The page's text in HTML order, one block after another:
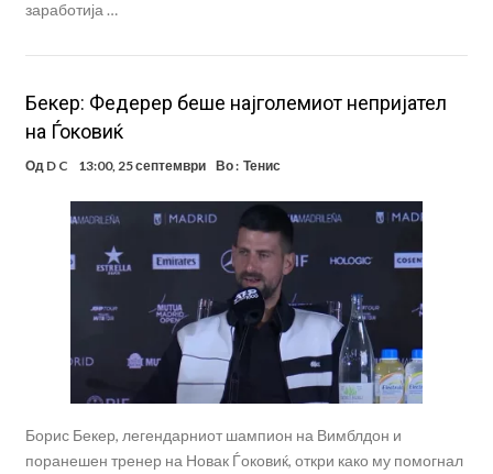
заработија …
Бекер: Федерер беше најголемиот непријател
на Ѓоковиќ
Од D C 13:00, 25 септември Во : Тенис
Борис Бекер, легендарниот шампион на Вимблдон и
поранешен тренер на Новак Ѓоковиќ, откри како му помогнал